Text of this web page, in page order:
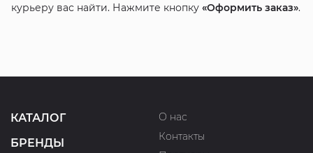
курьеру вас найти. Нажмите кнопку «Оформить заказ».
КАТАЛОГ
БРЕНДЫ
О нас
Контакты